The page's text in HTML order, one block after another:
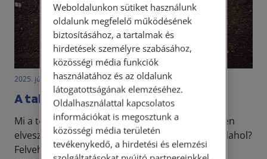
2025. július 25. • dr. Szabó Krisztián
A találás jogi szabályozása 2.
Mi a teendőnk abban a helyzetben, ha valamilyen
elvesztett értékes tárgyat vagy pénz találunk valahol?
Felvehetjük és megtarthatjuk? Jelen
Weboldalunkon sütiket használunk
oldalunk megfelelő működésének
biztosításához, a tartalmak és
hirdetések személyre szabásához,
közösségi média funkciók
használatához és az oldalunk
látogatottságának elemzéséhez.
Oldalhasználattal kapcsolatos
információkat is megosztunk a
közösségi média területén
tevékenykedő, a hirdetési és elemzési